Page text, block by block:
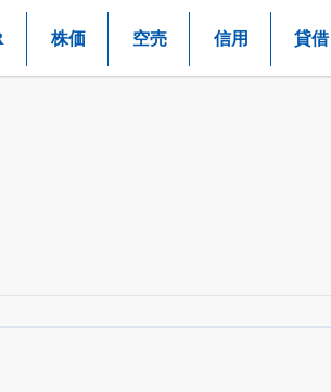
株価 空売 信用 貸借